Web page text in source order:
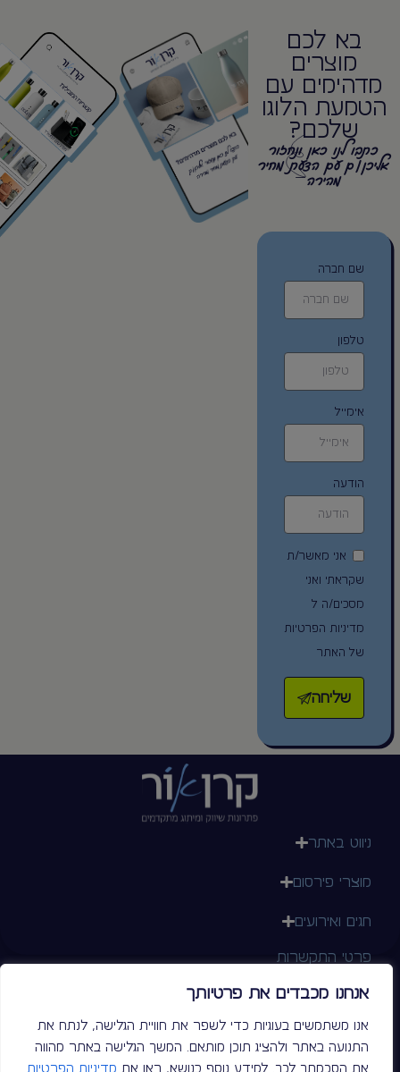
אנחנו מכבדים את פרטיותך
אנו משתמשים בעוגיות כדי לשפר את חוויית הגלישה, לנתח את
התנועה באתר ולהציג תוכן מותאם. המשך הגלישה באתר מהווה
את הסכמתך לכך. למידע נוסף בנושא, ראו את מדיניות הפרטיות
בא לכם
מוצרים
מדהימים עם
הטמעת הלוגו
שלכם?
כתבו לנו כאן ונחזור
אליכן/ם עם הצעת מחיר
מהירה
שם חברה
טלפון
אימייל
הודעה
אני מאשר/ת
שקראתי ואני
מסכים/ה ל
מדיניות הפרטיות
של האתר
שליחה
ניווט באתר
מוצרי פירסום
חגים ואירועים
פרטי התקשרות
052-6457500
הצורף 5, חולון
kerenor.info@gmail.com